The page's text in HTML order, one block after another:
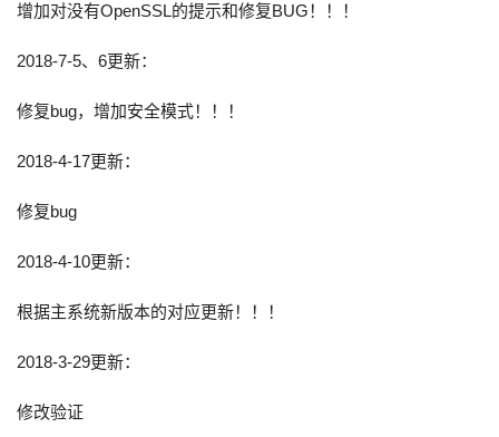
增加对没有OpenSSL的提示和修复BUG！！！
2018-7-5、6更新：
修复bug，增加安全模式！！！
2018-4-17更新：
修复bug
2018-4-10更新：
根据主系统新版本的对应更新！！！
2018-3-29更新：
修改验证